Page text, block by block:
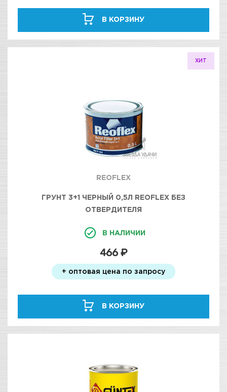
В КОРЗИНУ
ХИТ
REOFLEX
ГРУНТ 3+1 ЧЕРНЫЙ 0,5Л REOFLEX БЕЗ
ОТВЕРДИТЕЛЯ
В НАЛИЧИИ
466 ₽
+ оптовая цена по запросу
В КОРЗИНУ